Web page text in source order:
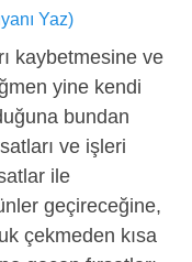
Yaz)
kaybetmesine ve
yine kendi
bundan
ve işleri
ile
geçireceğine,
çekmeden kısa